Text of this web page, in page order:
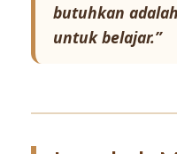
butuhkan
untuk belajar.”